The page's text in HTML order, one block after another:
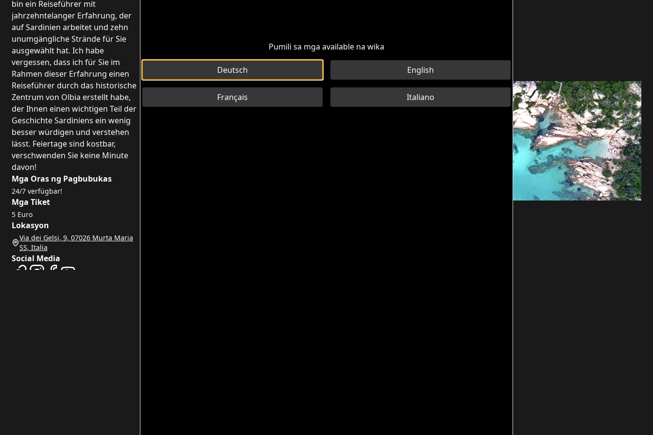
bin ein Reiseführer mit
jahrzehntelanger Erfahrung, der
auf Sardinien arbeitet und zehn
unumgängliche Strände für Sie
ausgewählt hat. Ich habe
vergessen, dass ich für Sie im
Rahmen dieser Erfahrung einen
Reiseführer durch das historische
Zentrum von Olbia erstellt habe,
der Ihnen einen wichtigen Teil der
Geschichte Sardiniens ein wenig
besser würdigen und verstehen
lässt. Feiertage sind kostbar,
verschwenden Sie keine Minute
davon!
Mga Oras ng Pagbubukas
24/7 verfügbar!
Mga Tiket
5 Euro
Lokasyon
Via dei Gelsi, 9, 07026 Murta Maria
SS, Italia
Social Media
Pumili sa mga available na wika
Deutsch English
Français Italiano